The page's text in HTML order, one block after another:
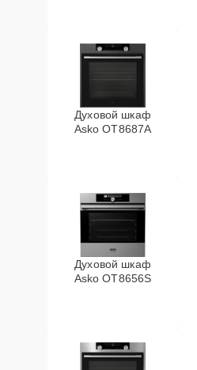
Духовой шкаф
Asko OT8687A
Духовой шкаф
Asko OT8656S